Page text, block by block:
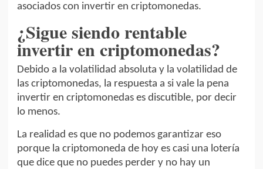
asociados con invertir en criptomonedas.
¿Sigue siendo rentable
invertir en criptomonedas?
Debido a la volatilidad absoluta y la volatilidad de
las criptomonedas, la respuesta a si vale la pena
invertir en criptomonedas es discutible, por decir
lo menos.
La realidad es que no podemos garantizar eso
porque la criptomoneda de hoy es casi una lotería
que dice que no puedes perder y no hay un